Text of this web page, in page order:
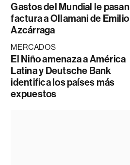
Gastos del Mundial le pasan
factura a Ollamani de Emilio
Azcárraga
MERCADOS
El Niño amenaza a América
Latina y Deutsche Bank
identifica los países más
expuestos